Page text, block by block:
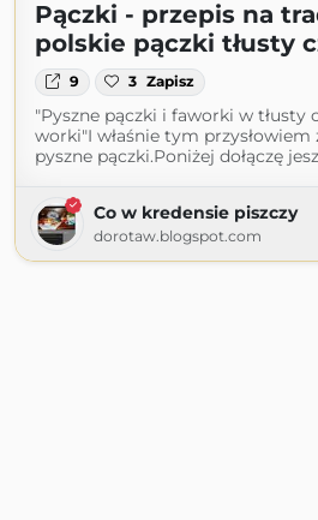
Pączki - przepis na
polskie pączki tłusty
9 3 Zapisz
"Pyszne pączki i faworki w tłusty
worki"I właśnie tym przysłowiem
pyszne pączki.Poniżej dołączę
Co w kredensie piszczy
dorotaw.blogspot.com